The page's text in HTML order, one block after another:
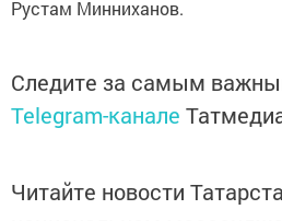
Рустам Минниханов.
Следите за самым
Telegram-канале
Читайте новости